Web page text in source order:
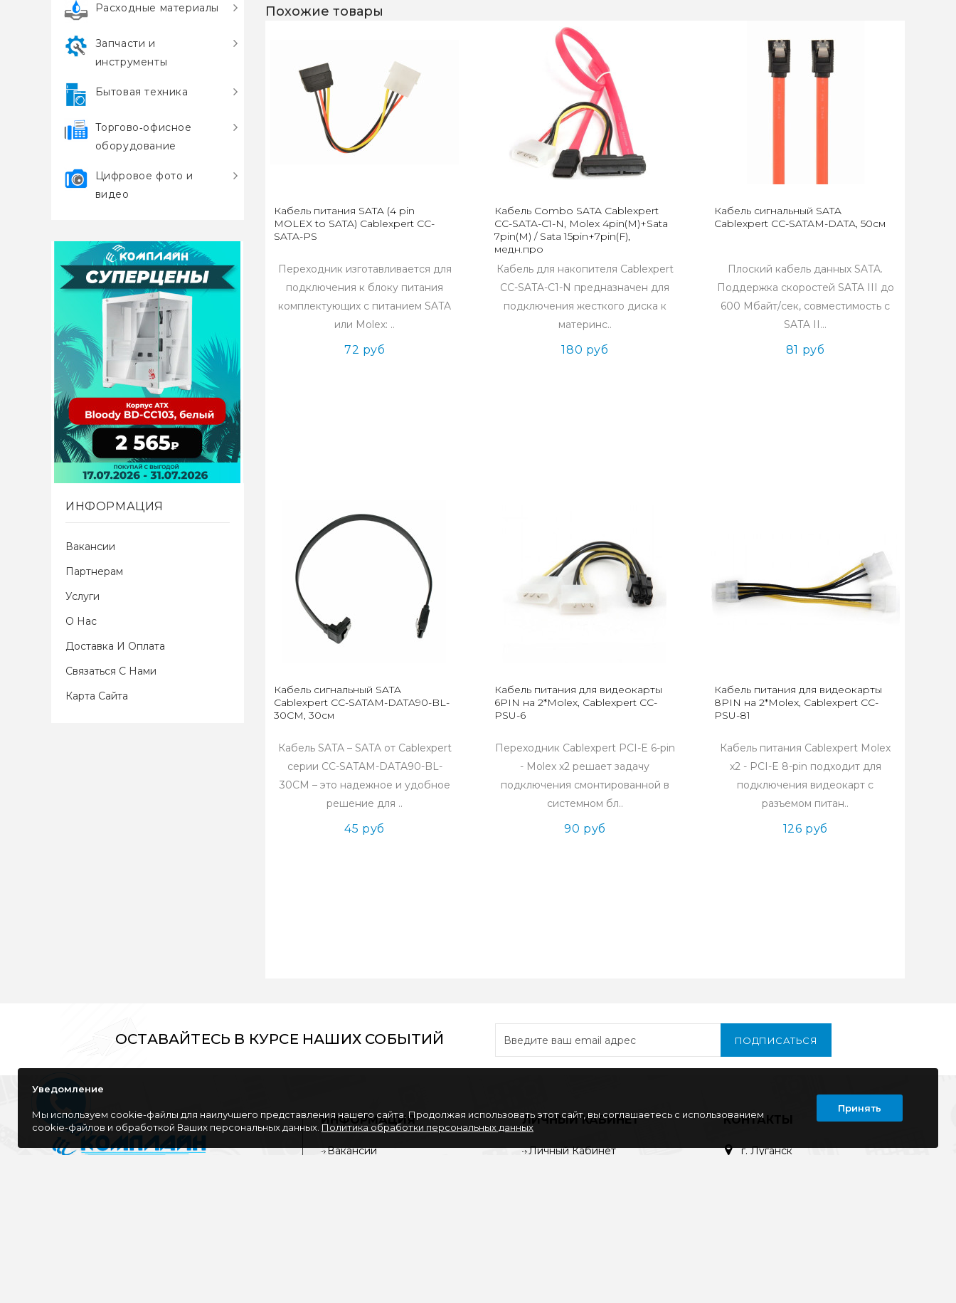
Расходные материалы
Запчасти и
инструменты
Бытовая техника
Торгово‑офисное
оборудование
Цифровое фото и
видео
ИНФОРМАЦИЯ
Вакансии
Партнерам
Услуги
О Нас
Доставка И Оплата
Связаться С Нами
Карта Сайта
Похожие товары
Кабель питания SATA (4 pin
MOLEX to SATA) Cablexpert CC-
SATA-PS
Переходник изготавливается для
подключения к блоку питания
комплектующих с питанием SATA
или Molex: ..
72 руб
Кабель Combo SATA Cablexpert
CC-SATA-C1-N, Molex 4pin(M)+Sata
7pin(M) / Sata 15pin+7pin(F),
медн.про
Кабель для накопителя Cablexpert
CC-SATA-C1-N предназначен для
подключения жесткого диска к
материнс..
180 руб
Кабель сигнальный SATA
Cablexpert CC-SATAM-DATA, 50см
Плоский кабель данных SATA.
Поддержка скоростей SATA III до
600 Мбайт/сек, совместимость с
SATA II...
81 руб
Кабель сигнальный SATA
Cablexpert CC-SATAM-DATA90-BL-
30CM, 30см
Кабель SATA – SATA от Cablexpert
серии CC-SATAM-DATA90-BL-
30CM – это надежное и удобное
решение для ..
45 руб
Кабель питания для видеокарты
6PIN на 2*Molex, Cablexpert CC-
PSU-6
Переходник Cablexpert PCI-E 6-pin
- Molex x2 решает задачу
подключения смонтированной в
системном бл..
90 руб
Кабель питания для видеокарты
8PIN на 2*Molex, Cablexpert CC-
PSU-81
Кабель питания Cablexpert Molex
х2 - PCI-E 8-pin подходит для
подключения видеокарт с
разъемом питан..
126 руб
ОСТАВАЙТЕСЬ В КУРСЕ НАШИХ СОБЫТИЙ ПОДПИСАТЬСЯ
ИНФОРМАЦИЯ
Вакансии
ЛИЧНЫЙ КАБИНЕТ
Личный Кабинет
КОНТАКТЫ
г. Луганск
Уведомление
Мы используем cookie-файлы для наилучшего представления нашего сайта. Продолжая использовать этот сайт, вы соглашаетесь с использованием
cookie-файлов и обработкой Ваших персональных данных. Политика обработки персональных данных
Принять